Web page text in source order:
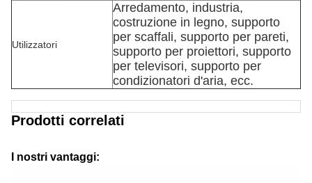
Utilizzatori
Arredamento, industria,
costruzione in legno, supporto
per scaffali, supporto per pareti,
supporto per proiettori, supporto
per televisori, supporto per
condizionatori d'aria, ecc.
Prodotti correlati
I nostri vantaggi: